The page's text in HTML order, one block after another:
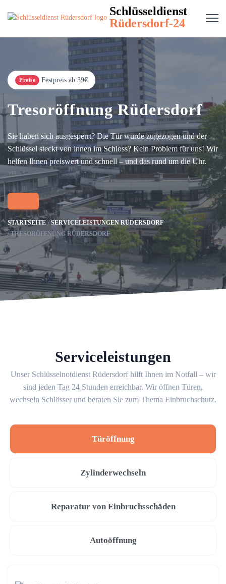
Schlüsseldienst
Rüdersdorf-24
Preise Festpreis ab 39€
Tresoröffnung Rüdersdorf
Sie haben sich ausgesperrt? Die Tür wurde zugezogen und der
Schlüssel steckt von innen im Schloss? Kein Problem für uns! Wir
helfen Ihnen preiswert und schnell – und das rund um die Uhr.
STARTSEITE
SERVICELEISTUNGEN RÜDERSDORF
TRESORÖFFNUNG RÜDERSDORF
Serviceleistungen
Unser Schlüsselnotdienst Rüdersdorf hilft Ihnen im Notfall – wir
sind jeden Tag 24 Stunden erreichbar. Wir öffnen Türen,
wechseln Schlösser und beraten Sie zum Thema Einbruchschutz.
Türöffnung
Zylinderwechseln
Reparatur von Einbruchsschäden
Autoöffnung